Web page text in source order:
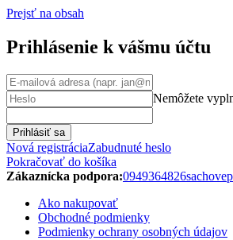
Prejsť na obsah
Prihlásenie k vášmu účtu
Nemôžete
Prihlásiť sa
Nová registráciaZabudnuté heslo
Pokračovať do košíka
Zákaznícka podpora:0949364826
Ako nakupovať
Obchodné podmienky
Podmienky ochrany osobných údajov